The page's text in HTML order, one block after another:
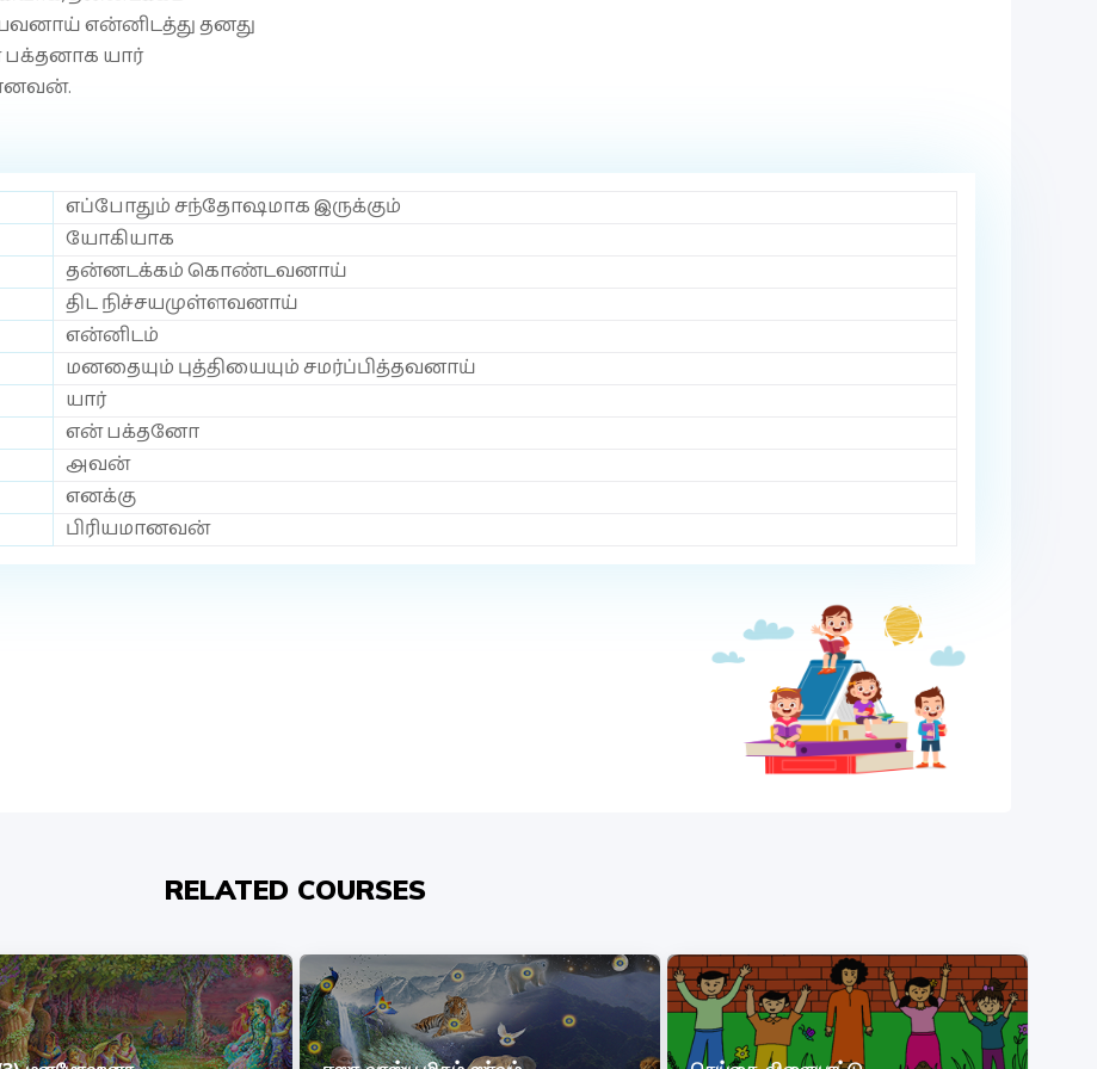
என்னிடத்து தனது
பக்தனாக யார்
எப்போதும் சந்தோஷமாக இருக்கும்
யோகியாக
தன்னடக்கம் கொண்டவனாய்
திட நிச்சயமுள்ளவனாய்
என்னிடம்
மனதையும் புத்தியையும் சமர்ப்பித்தவனாய்
யார்
என் பக்தனோ
அவன்
எனக்கு
பிரியமானவன்
RELATED COURSES